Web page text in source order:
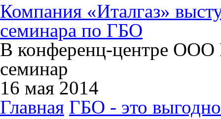
Компания «Италгаз»
семинара по ГБО
В конференц-центре
семинар
16 мая 2014
Главная ГБО - это